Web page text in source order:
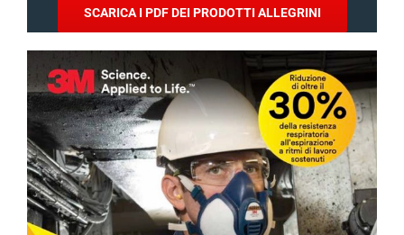
SCARICA I PDF DEI PRODOTTI ALLEGRINI